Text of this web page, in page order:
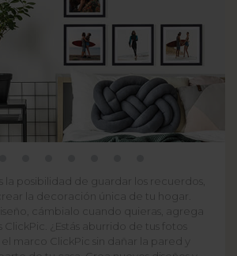
la posibilidad de guardar los recuerdos,
la decoración única de tu hogar.
cámbialo cuando quieras, agrega
ClickPic. ¿Estás aburrido de tus fotos
marco ClickPic sin dañar la pared y